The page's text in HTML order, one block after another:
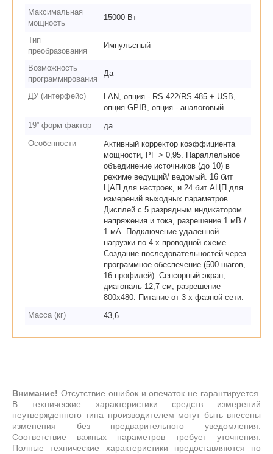
Максимальная
мощность
15000 Вт
Тип
преобразования
Импульсный
Возможность
программирования
Да
ДУ (интерфейс)
LAN, опция - RS-422/RS-485 + USB,
опция GPIB, опция - аналоговый
19” форм фактор
да
Особенности
Активный корректор коэффициента
мощности, PF > 0,95. Параллельное
объединение источников (до 10) в
режиме ведущий/ ведомый. 16 бит
ЦАП для настроек, и 24 бит АЦП для
измерений выходных параметров.
Дисплей с 5 разрядным индикатором
напряжения и тока, разрешение 1 мВ /
1 мА. Подключение удаленной
нагрузки по 4-х проводной схеме.
Создание последовательностей через
программное обеспечение (500 шагов,
16 профилей). Сенсорный экран,
диагональ 12,7 см, разрешение
800х480. Питание от 3-х фазной сети.
Масса (кг)
43,6
Внимание! Отсутствие ошибок и опечаток не гарантируется.
В технические характеристики средств измерений
неутвержденного типа производителем могут быть внесены
изменения без предварительного уведомления.
Соответствие важных параметров требует уточнения.
Полные технические характеристики предоставляются по